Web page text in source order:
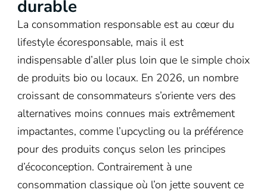
durable
La consommation responsable est au cœur du
lifestyle écoresponsable, mais il est
indispensable d’aller plus loin que le simple choix
de produits bio ou locaux. En 2026, un nombre
croissant de consommateurs s’oriente vers des
alternatives moins connues mais extrêmement
impactantes, comme l’upcycling ou la préférence
pour des produits conçus selon les principes
d’écoconception. Contrairement à une
consommation classique où l’on jette souvent ce